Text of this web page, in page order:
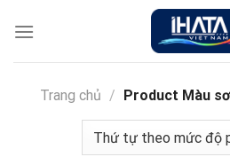
đến
Trang chủ / Product Màu